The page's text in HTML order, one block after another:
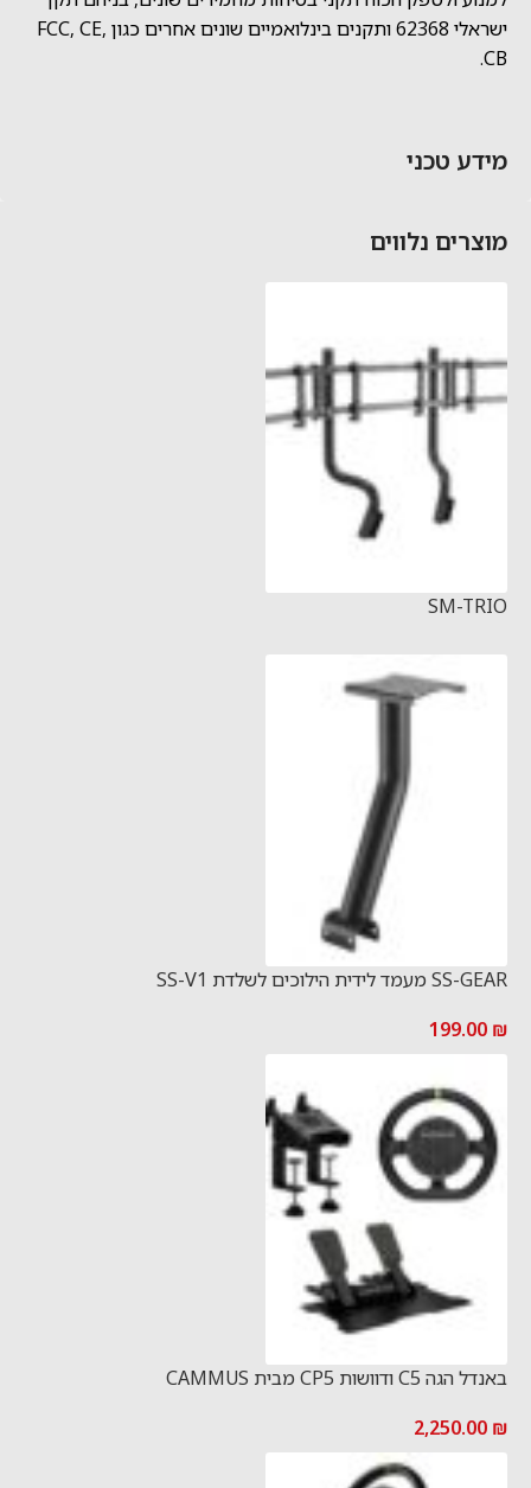
ישראלי 62368 ותקנים בינלואמיים שונים אחרים כגון FCC, CE,
CB.
מידע טכני
מוצרים נלווים
SM-TRIO
SS-GEAR מעמד לידית הילוכים לשלדת SS-V1
199.00 ₪
באנדל הגה C5 ודוושות CP5 מבית CAMMUS
2,250.00 ₪